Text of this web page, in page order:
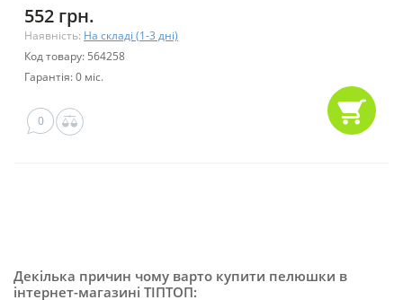
552 грн.
Наявність: На складі (1-3 дні)
Код товару: 564258
Гарантія: 0 міс.
0
Декілька причин чому варто купити пелюшки в
інтернет-магазині ТІПТОП: